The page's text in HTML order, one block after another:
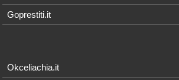
Goprestiti.it
Okceliachia.it